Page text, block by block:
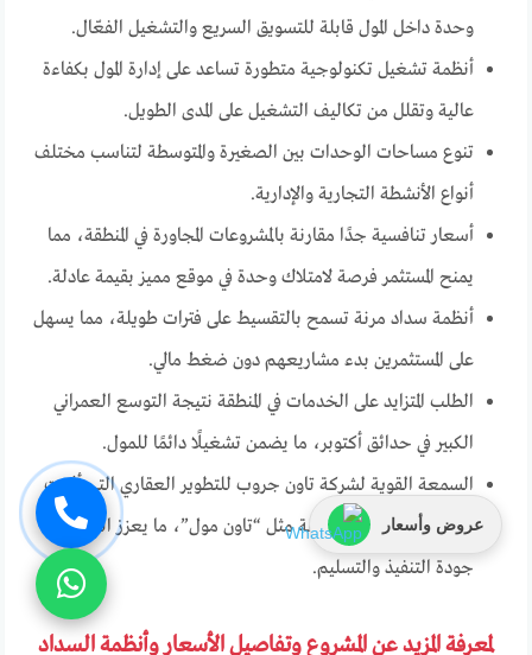
وحدة داخل المول قابلة للتسويق السريع والتشغيل الفعّال.
أنظمة تشغيل تكنولوجية متطورة تساعد على إدارة المول بكفاءة
عالية وتقلل من تكاليف التشغيل على المدى الطويل.
تنوع مساحات الوحدات بين الصغيرة والمتوسطة لتناسب مختلف
أنواع الأنشطة التجارية والإدارية.
أسعار تنافسية جدًا مقارنة بالمشروعات المجاورة في المنطقة، مما
يمنح المستثمر فرصة لامتلاك وحدة في موقع مميز بقيمة عادلة.
أنظمة سداد مرنة تسمح بالتقسيط على فترات طويلة، مما يسهل
على المستثمرين بدء مشاريعهم دون ضغط مالي.
الطلب المتزايد على الخدمات في المنطقة نتيجة التوسع العمراني
الكبير في حدائق أكتوبر، ما يضمن تشغيلًا دائمًا للمول.
السمعة القوية لشركة تاون جروب للتطوير العقاري التي أثبتت
نجاحها في مشاريع سابقة مثل “تاون مول”، ما يعزز الثقة في
جودة التنفيذ والتسليم.
لمعرفة المزيد عن المشروع وتفاصيل الأسعار وأنظمة السداد
عروض وأسعار